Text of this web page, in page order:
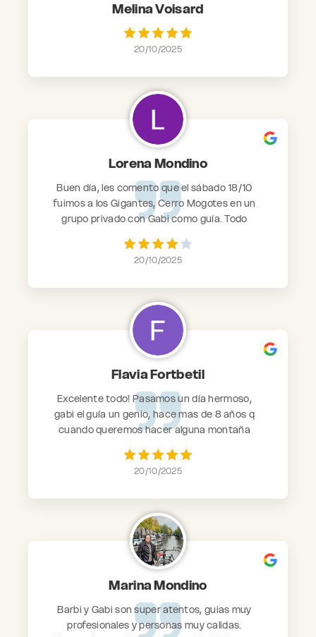
Melina Voisard
20/10/2025
Lorena Mondino
Buen día, les comento que el sábado 18/10
fuimos a los Gigantes, Cerro Mogotes en un
grupo privado con Gabi como guía. Todo
a nuestra necesidad, siempre estuvo
dispuesto a ayudarnos en todo el camino y
persona). La pase muy bien!! Llegué hasta la
base y estoy muy conforme con lo realizado.
Los recomiendo para hacer trekking con
ellos. Gracias y bendiciones Lorena.
20/10/2025
Flavia Fortbetil
Excelente todo! Pasamos un día hermoso,
gabi el guía un genio, hace mas de 8 años q
cuando queremos hacer alguna montaña
recomendar siempre! Gracias gracias
gracias
20/10/2025
Marina Mondino
Barbi y Gabi son super atentos, guias muy
profesionales y personas muy calidas.